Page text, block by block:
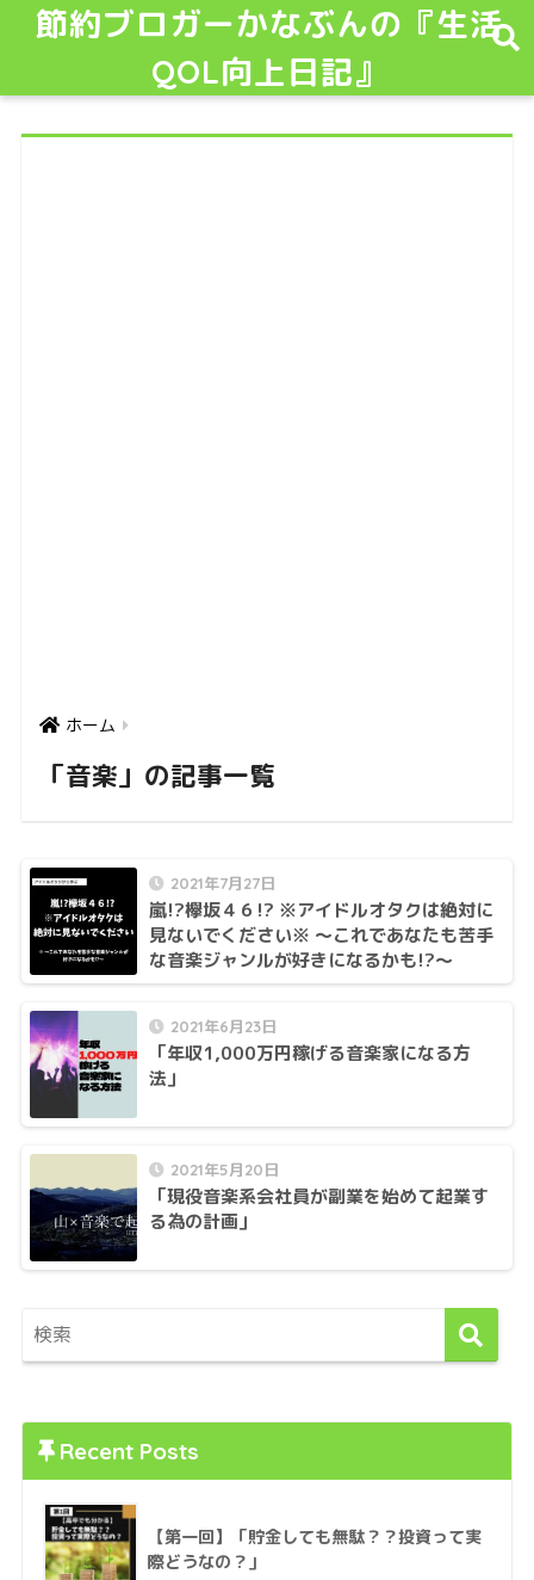
節約ブロガーかなぶんの『生活
QOL向上日記』
ホーム
「音楽」の記事一覧
2021年7月27日
嵐!?欅坂４６!? ※アイドルオタクは絶対に
見ないでください※ ～これであなたも苦手
な音楽ジャンルが好きになるかも!?～
2021年6月23日
「年収1,000万円稼げる音楽家になる方
法」
2021年5月20日
「現役音楽系会社員が副業を始めて起業す
る為の計画」
Recent Posts
【第一回】「貯金しても無駄？？投資って実
際どうなの？」